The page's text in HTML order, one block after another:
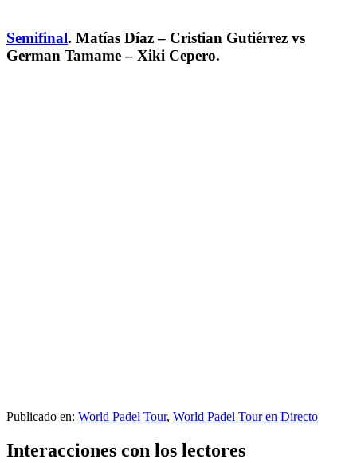
Semifinal. Matías Díaz – Cristian Gutiérrez vs
German Tamame – Xiki Cepero.
Publicado en: World Padel Tour, World Padel Tour en Directo
Interacciones con los lectores